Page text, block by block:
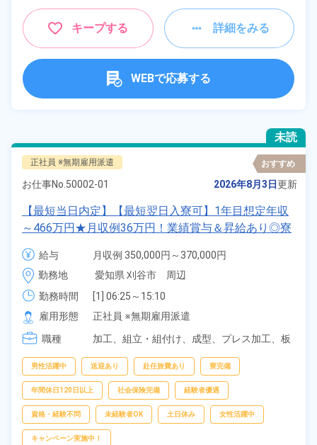
キープする 詳細をみる
WEBで応募する
未読
正社員 ※無期雇用派遣 おすすめ
お仕事No. 50002-01 2026年8月3日更新
【最短当日内定】【最短翌日入寮可】1年目想定年収
～466万円★月収例36万円！業績賞与＆昇給あり◎寮
完備！寮費6割補助★寮から職場まで送迎つき◎土日
休み＆年間休日122日！《愛知県刈谷市》
給与
月収例 350,000円～370,000円
給与 251,000円～251,000円
勤務地
愛知県 刈谷市　周辺
勤務時間
[1] 06:25～15:10
[2] 17:05～01:50
[3] 08:30～17:25
雇用形態
正社員 ※無期雇用派遣
職種
加工、 組立・組付け、 成型、 プレス加工、 板
ーター、
検査
男性活躍中 送迎あり 赴任旅費あり 寮完備
年間休日120日以上 社会保険完備 経験者優遇
資格・経験不問 未経験者OK 土日休み 女性活躍中
キャンペーン実施中！